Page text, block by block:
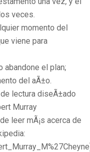
veces.
momento del
viene para
abandone el plan;
del aÃ±o.
lectura diseÃ±ado
Murray
leer mÃ¡s acerca de